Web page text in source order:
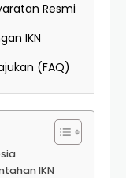
Resmi
IKN
(FAQ)
IKN